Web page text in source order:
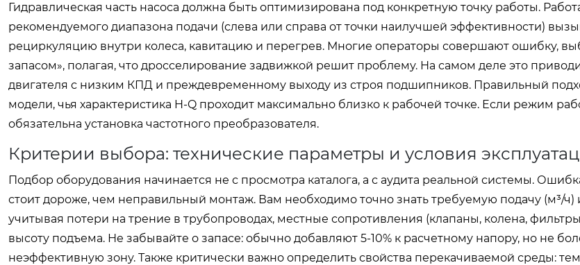
Гидравлическая часть насоса должна быть оптимизирована под конкретную точку работы.
рекомендуемого диапазона подачи (слева или справа от точки наилучшей эффективности)
рециркуляцию внутри колеса, кавитацию и перегрев. Многие операторы совершают ошибку,
запасом», полагая, что дросселирование задвижкой решит проблему. На самом деле это
двигателя с низким КПД и преждевременному выходу из строя подшипников. Правильный
модели, чья характеристика H-Q проходит максимально близко к рабочей точке. Если режим
обязательна установка частотного преобразователя.
Критерии выбора: технические параметры и условия
Подбор оборудования начинается не с просмотра каталога, а с аудита реальной системы.
стоит дороже, чем неправильный монтаж. Вам необходимо точно знать требуемую подачу (м³/ч)
учитывая потери на трение в трубопроводах, местные сопротивления (клапаны, колена,
высоту подъема. Не забывайте о запасе: обычно добавляют 5-10% к расчетному напору, но не
неэффективную зону. Также критически важно определить свойства перекачиваемой среды: